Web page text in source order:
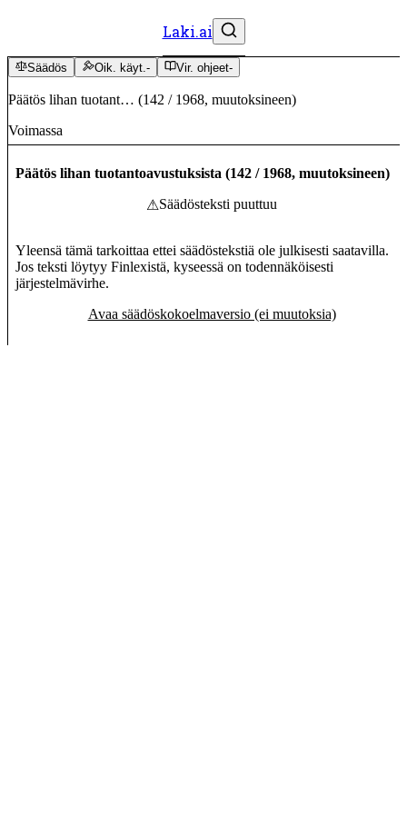
Laki.ai
Säädös Oik. käyt.- Vir. ohjeet-
Päätös lihan tuotant… (142 / 1968, muutoksineen)
Voimassa
Päätös lihan tuotantoavustuksista (142 / 1968, muutoksineen)
⚠Säädösteksti puuttuu
Yleensä tämä tarkoittaa ettei säädöstekstiä ole julkisesti saatavilla.
Jos teksti löytyy Finlexistä, kyseessä on todennäköisesti
järjestelmävirhe.
Avaa säädöskokoelmaversio (ei muutoksia)